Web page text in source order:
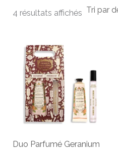
4 résultats affichés
Duo Parfumé Geranium